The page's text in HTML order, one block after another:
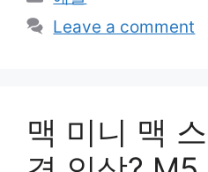
Leave a comment
맥 미니 맥